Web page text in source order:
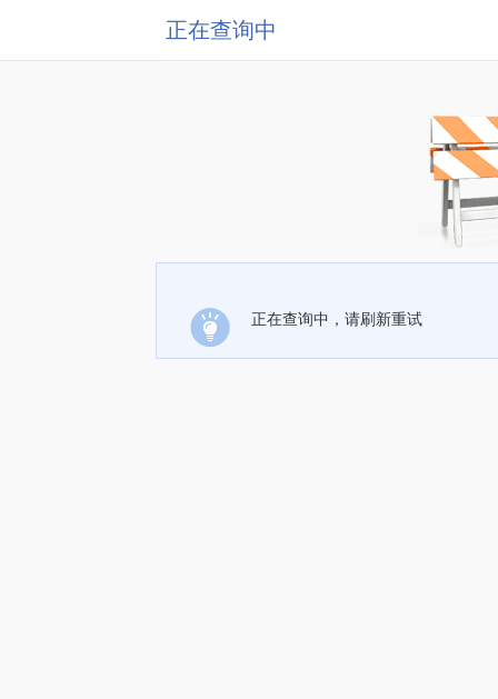
正在查询中
正在查询中，请刷新重试